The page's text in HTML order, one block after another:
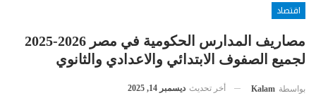
اقتصاد
مصاريف المدارس الحكومية في مصر 2026-2025
لجميع الصفوف الابتدائي والاعدادي والثانوي
بواسطة Kalam أخر تحديث ديسمبر 14, 2025